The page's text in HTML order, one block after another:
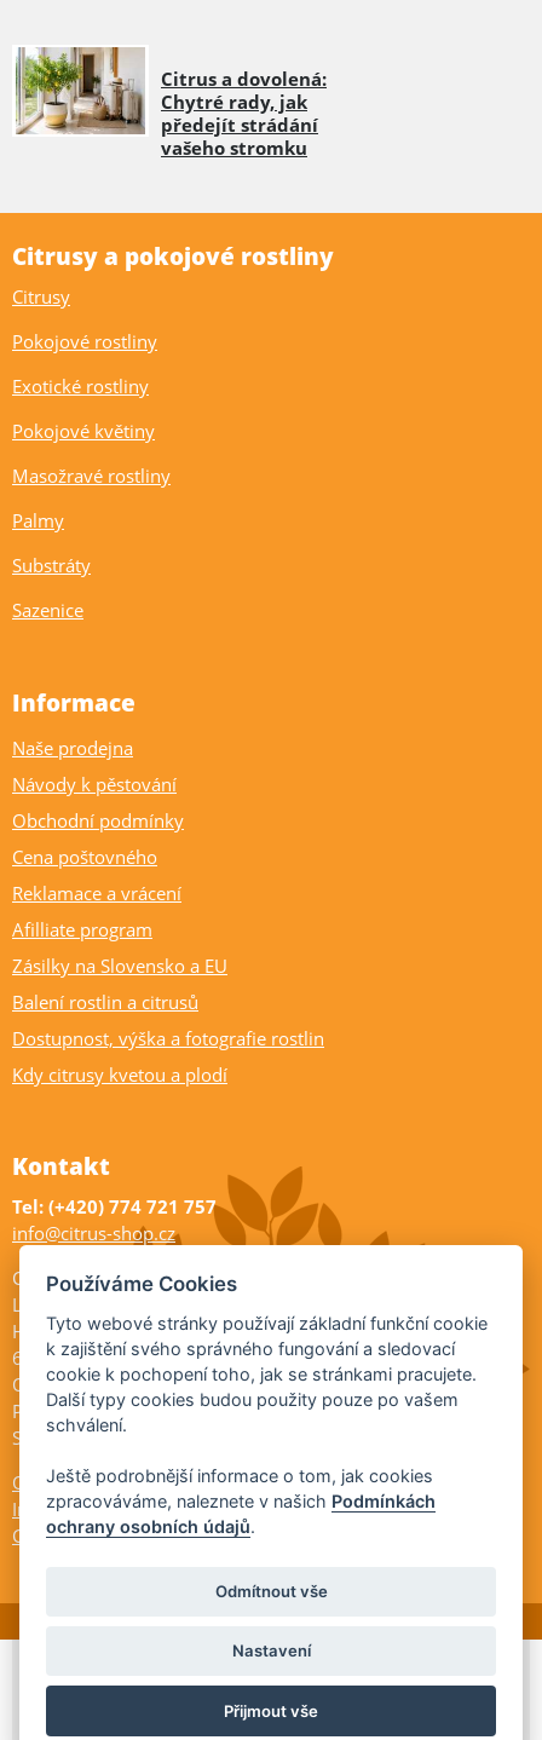
Citrus a dovolená:
Chytré rady, jak
předejít strádání
vašeho stromku
Citrusy a pokojové rostliny
Citrusy
Pokojové rostliny
Exotické rostliny
Pokojové květiny
Masožravé rostliny
Palmy
Substráty
Sazenice
Informace
Naše prodejna
Návody k pěstování
Obchodní podmínky
Cena poštovného
Reklamace a vrácení
Afilliate program
Zásilky na Slovensko a EU
Balení rostlin a citrusů
Dostupnost, výška a fotografie rostlin
Kdy citrusy kvetou a plodí
Kontakt
Tel: (+420) 774 721 757
info@citrus-shop.cz
Citrus shop zahradnictví
Legionářů 2
Hodonín
695 01
Otevřeno:
Po-Pá 9-17
So 9-11:30
Ochrana osobních údajů
Informace ÚKZÚZ
Cookies
© 2026 Citrus-shop.cz -Partnerský
program
Používáme Cookies
Tyto webové stránky používají základní funkční cookie
k zajištění svého správného fungování a sledovací
cookie k pochopení toho, jak se stránkami pracujete.
Další typy cookies budou použity pouze po vašem
schválení.
Ještě podrobnější informace o tom, jak cookies
zpracováváme, naleznete v našich Podmínkách
ochrany osobních údajů.
Odmítnout vše
Nastavení
Přijmout vše